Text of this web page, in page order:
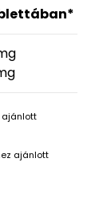
ajánlott
ajánlott